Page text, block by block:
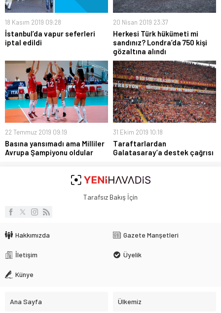
18 Kasım 2019 09:28
İstanbul’da vapur seferleri
iptal edildi
20 Nisan 2019 23:37
Herkesi Türk hükümeti mi
sandınız? Londra’da 750 kişi
gözaltına alındı
22 Temmuz 2019 09:19
Basına yansımadı ama Milliler
Avrupa Şampiyonu oldular
31 Ekim 2019 10:18
Taraftarlardan
Galatasaray’a destek çağrısı
Tarafsız Bakış İçin
Hakkımızda Gazete Manşetleri
İletişim Üyelik
Künye
Ana Sayfa Ülkemiz